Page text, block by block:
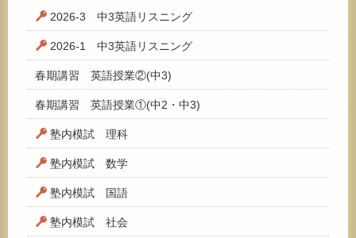
2026-3 中3英語リスニング
2026-1 中3英語リスニング
春期講習 英語授業②(中3)
春期講習 英語授業①(中2・中3)
塾内模試 理科
塾内模試 数学
塾内模試 国語
塾内模試 社会